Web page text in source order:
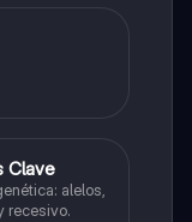
Clave
alelos,
recesivo.